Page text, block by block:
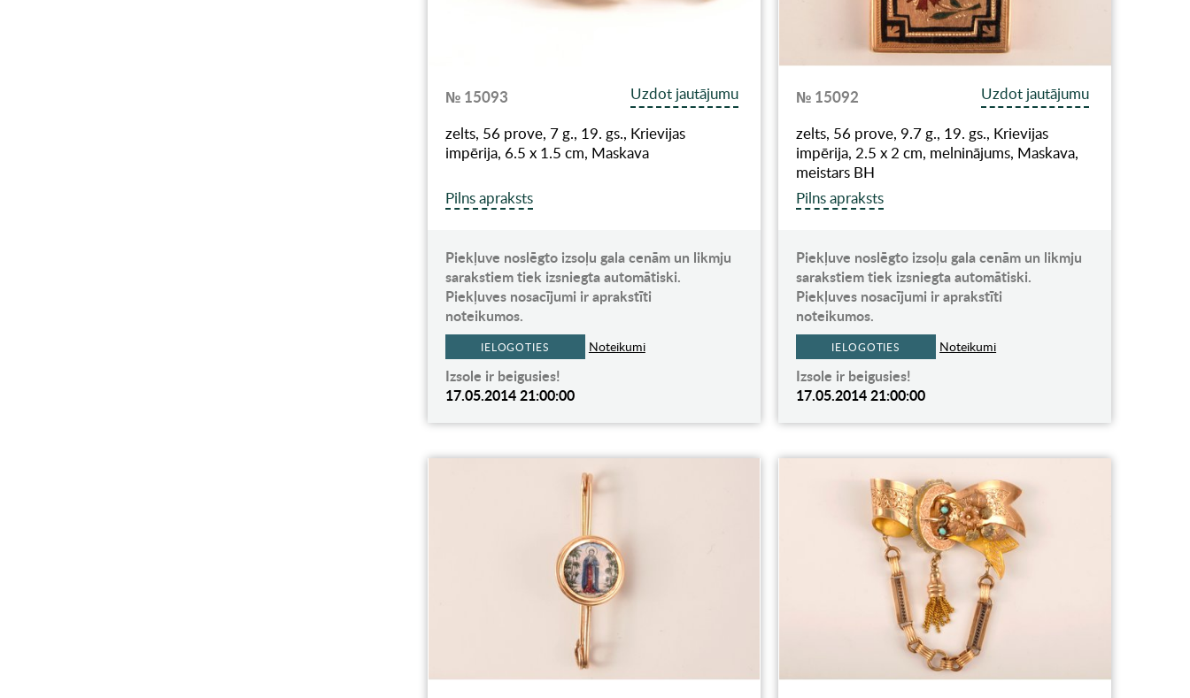
№ 15093
Uzdot jautājumu
zelts, 56 prove, 7 g., 19. gs., Krievijas
impērija, 6.5 x 1.5 cm, Maskava
Pilns apraksts
Piekļuve noslēgto izsoļu gala cenām un likmju
sarakstiem tiek izsniegta automātiski.
Piekļuves nosacījumi ir aprakstīti
noteikumos.
IELOGOTIES Noteikumi
Izsole ir beigusies!
17.05.2014 21:00:00
№ 15092
Uzdot jautājumu
zelts, 56 prove, 9.7 g., 19. gs., Krievijas
impērija, 2.5 x 2 cm, melninājums, Maskava,
meistars ВН
Pilns apraksts
Piekļuve noslēgto izsoļu gala cenām un likmju
sarakstiem tiek izsniegta automātiski.
Piekļuves nosacījumi ir aprakstīti
noteikumos.
IELOGOTIES Noteikumi
Izsole ir beigusies!
17.05.2014 21:00:00